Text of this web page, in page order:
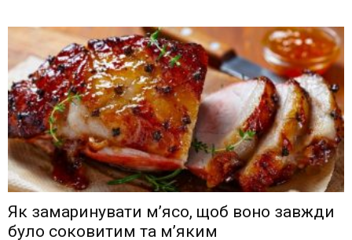
Як замаринувати м’ясо, щоб воно завжди
було соковитим та м’яким